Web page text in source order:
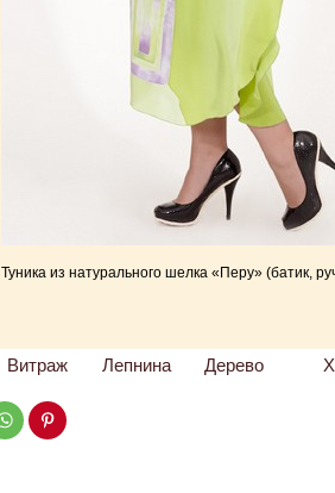
Туника из натурального шелка «Перу» (батик,
Витраж Лепнина Дерево